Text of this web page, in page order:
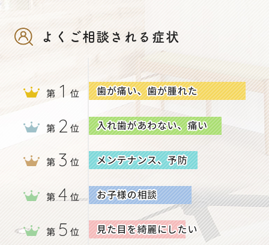
よくご相談される症状